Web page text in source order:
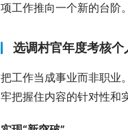
项工作推向一个新的台阶。
选调村官年度考核个
把工作当成事业而非职业
牢把握住内容的针对性和